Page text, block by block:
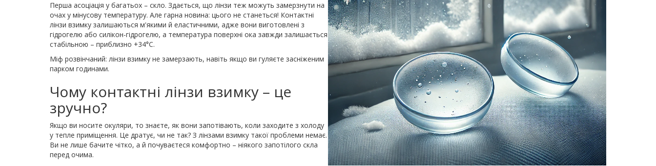
Перша асоціація у багатьох – скло. Здається, що лінзи теж можуть замерзнути на
очах у мінусову температуру. Але гарна новина: цього не станеться! Контактні
лінзи взимку залишаються м'якими й еластичними, адже вони виготовлені з
гідрогелю або силікон-гідрогелю, а температура поверхні ока завжди залишається
стабільною – приблизно +34°C.
Міф розвінчаний: лінзи взимку не замерзають, навіть якщо ви гуляєте засніженим
парком годинами.
Чому контактні лінзи взимку – це
зручно?
Якщо ви носите окуляри, то знаєте, як вони запотівають, коли заходите з холоду
у тепле приміщення. Це дратує, чи не так? З лінзами взимку такої проблеми немає.
Ви не лише бачите чітко, а й почуваєтеся комфортно – ніякого запотілого скла
перед очима.